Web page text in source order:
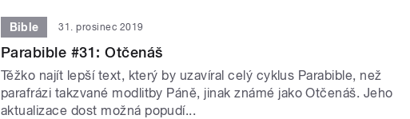
Bible 31. prosinec 2019
Parabible #31: Otčenáš
Těžko najít lepší text, který by uzavíral celý cyklus Parabible, než
parafrázi takzvané modlitby Páně, jinak známé jako Otčenáš. Jeho
aktualizace dost možná popudí...